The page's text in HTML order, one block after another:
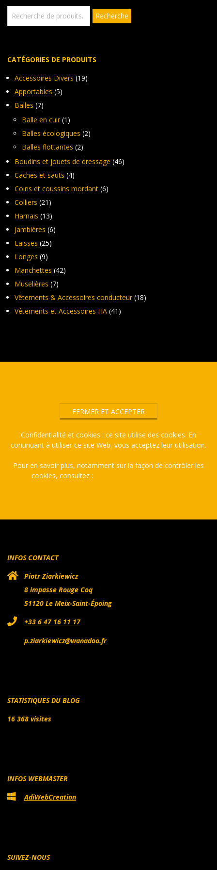
sur
la
pour :
Recherche
CATÉGORIES DE PRODUITS
Accessoires Divers (19)
Apportables (5)
Balles (7)
Balle en cuir (1)
Balles écologiques (2)
Balles flottantes (2)
Boudins et jouets de dressage (46)
Caches et sauts (4)
Coins et coussins mordant (6)
Colliers (21)
Harnais (13)
Jambières (6)
Laisses (25)
Longes (9)
Manchettes (42)
Muselières (7)
Vêtements & Accessoires conducteur (18)
Vêtements et Accessoires HA (41)
Confidentialité et cookies : ce site utilise des cookies. En
continuant à utiliser ce site Web, vous acceptez leur utilisation.
Pour en savoir plus, notamment sur la façon de contrôler les
cookies, consultez :
INFOS CONTACT
Piotr Ziarkiewicz
8 impasse Rouge Coq
51120 Le Meix-Saint-Époing
+33 6 47 16 11 17
p.ziarkiewicz@wanadoo.fr
STATISTIQUES DU BLOG
16 368 visites
INFOS WEBMASTER
AdiWebCreation
SUIVEZ-NOUS